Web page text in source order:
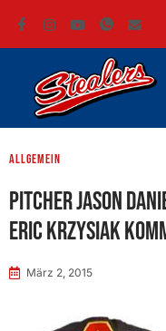
Allgemein
Pitcher Jason
Eric Krzysiak
März 2, 2015